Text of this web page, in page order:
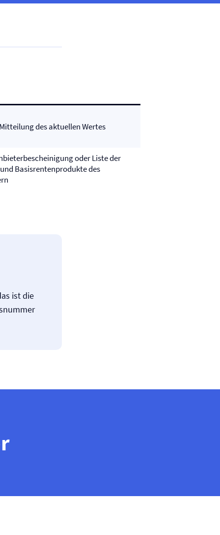
des aktuellen Wertes
oder Liste der
Basisrentenprodukte des
ist die